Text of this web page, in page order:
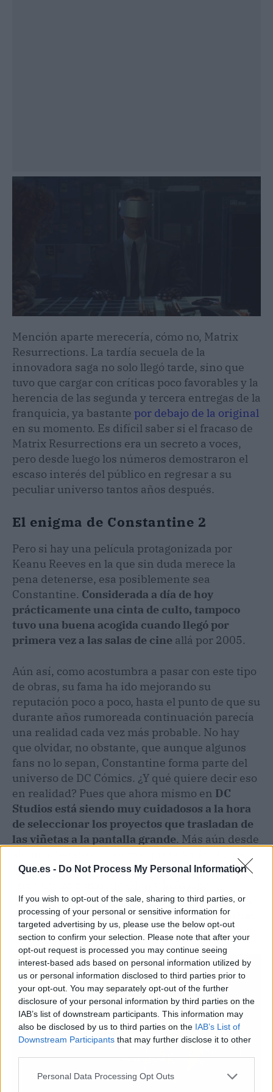
Que.es - Do Not Process My Personal Information
If you wish to opt-out of the sale, sharing to third parties, or
processing of your personal or sensitive information for
targeted advertising by us, please use the below opt-out
section to confirm your selection. Please note that after your
opt-out request is processed you may continue seeing
interest-based ads based on personal information utilized by
us or personal information disclosed to third parties prior to
your opt-out. You may separately opt-out of the further
disclosure of your personal information by third parties on the
IAB’s list of downstream participants. This information may
also be disclosed by us to third parties on the IAB’s List of
Downstream Participants that may further disclose it to other
Personal Data Processing Opt Outs
Mención aparte merecería, cómo no, Matrix
Resurrections. La tardía secuela de la
innovadora saga no solo llegó tarde, sino que
tuvo que cargar con críticas poco favorables y la
herencia de las segunda y tercera entregas de la
franquicia, ya bastante por debajo de la original
en su momento. Es difícil saber si el fracaso de
Matrix Resurrections era un secreto a voces,
pero desde luego los números demostraron el
escaso interés del público en regresar a su
peculiar universo tantos años después.
El enigma de Constantine 2
Pero si hay una película protagonizada por
Keanu Reeves en la que sin duda merece la
pena detenerse, esa posiblemente sea
Constantine. Considerada a día de hoy
prácticamente una cinta de culto, tampoco
tuvo una buena acogida cuando llegó por
primera vez a las salas de cine allá por 2005.
Aún así, como acostumbra a pasar con este tipo
de obras, su fama ha ido mejorando su
reputación poco a poco, hasta el punto de que su
durante años rumoreada continuación parecía
una realidad cada vez más probable. No hay
que olvidar, no obstante, que aunque algunos
fans no lo sepan, Constantine forma parte del
universo de DC Cómics. ¿Y qué quiere decir eso
en realidad? Pues que ahora mismo en DC
Studios está siendo muy cuidadosos a la hora
de seleccionar los proyectos que trasladan de
las viñetas a la pantalla grande. Más aún desde
Black Adam, o viendo lo que ha sucedido con
Quantumania, todo un punto de inflexión para
Marvel. Como se suele decir, cuando las barbas
de tu vecino veas cortar…